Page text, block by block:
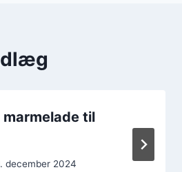
til
december 2024